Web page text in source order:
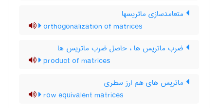
متعامدسازی ماتریسها
orthogonalization of matrices
ضرب ماتریس ها ، حاصل ضرب ماتریس ها
product of matrices
ماتریس های هم ارز سطری
row equivalent matrices